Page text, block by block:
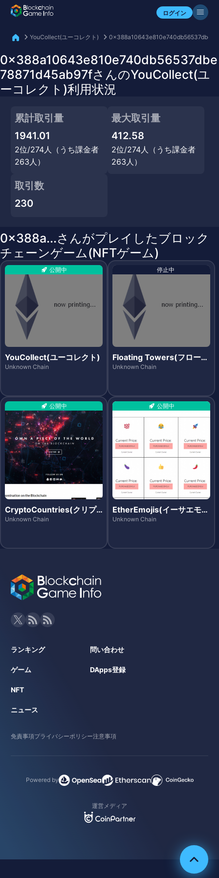
ログイン
自分のアセットを確認
YouCollect(ユーコレクト)
0x388a10643e810e740db56537dbe
78871d45ab97fさんのYouCollect(ユ
ーコレクト)利用状況
累計取引量
1941.01
2位/274人（うち課金者
263人）
最大取引量
412.58
2位/274人（うち課金者
263人）
取引数
230
0x388a...さんがプレイしたブロック
チェーンゲーム(NFTゲーム)
公開中
YouCollect(ユーコレクト)
Unknown Chain
停止中
Floating Towers(フローテ
ィングタワーズ)
Unknown Chain
公開中
CryptoCountries(クリプ
トカントリーズ)
Unknown Chain
公開中
EtherEmojis(イーサエモジ
ズ)
Unknown Chain
ランキング
ゲーム
NFT
ニュース
問い合わせ
DApps登録
免責事項プライバシーポリシー注意事項
Powered by
運営メディア